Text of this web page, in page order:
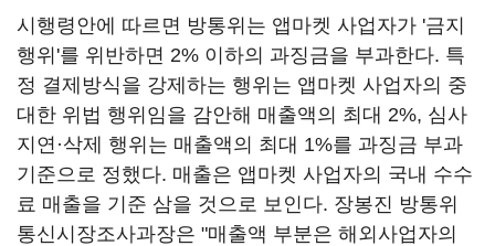
시행령안에 따르면 방통위는 앱마켓 사업자가 '금지
행위'를 위반하면 2% 이하의 과징금을 부과한다. 특
정 결제방식을 강제하는 행위는 앱마켓 사업자의 중
대한 위법 행위임을 감안해 매출액의 최대 2%, 심사
지연·삭제 행위는 매출액의 최대 1%를 과징금 부과
기준으로 정했다. 매출은 앱마켓 사업자의 국내 수수
료 매출을 기준 삼을 것으로 보인다. 장봉진 방통위
통신시장조사과장은 "매출액 부분은 해외사업자의